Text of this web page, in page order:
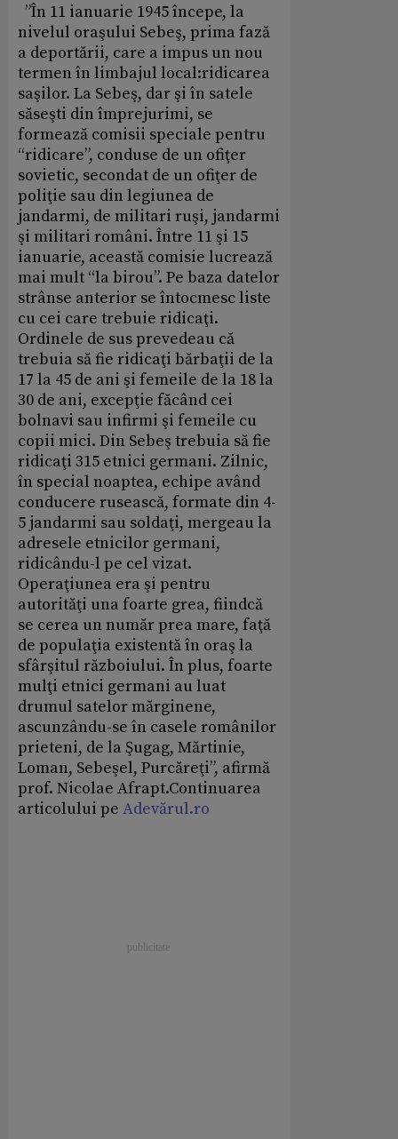
”În 11 ianuarie 1945 începe, la
nivelul oraşului Sebeş, prima fază
a deportării, care a impus un nou
termen în limbajul local:ridicarea
saşilor. La Sebeş, dar şi în satele
săseşti din împrejurimi, se
formează comisii speciale pentru
“ridicare”, conduse de un ofiţer
sovietic, secondat de un ofiţer de
poliţie sau din legiunea de
jandarmi, de militari ruşi, jandarmi
şi militari români. Între 11 şi 15
ianuarie, această comisie lucrează
mai mult “la birou”. Pe baza datelor
strânse anterior se întocmesc liste
cu cei care trebuie ridicaţi.
Ordinele de sus prevedeau că
trebuia să fie ridicaţi bărbaţii de la
17 la 45 de ani şi femeile de la 18 la
30 de ani, excepţie făcând cei
bolnavi sau infirmi şi femeile cu
copii mici. Din Sebeş trebuia să fie
ridicaţi 315 etnici germani. Zilnic,
în special noaptea, echipe având
conducere rusească, formate din 4-
5 jandarmi sau soldaţi, mergeau la
adresele etnicilor germani,
ridicându-l pe cel vizat.
Operaţiunea era şi pentru
autorităţi una foarte grea, fiindcă
se cerea un număr prea mare, faţă
de populaţia existentă în oraş la
sfârşitul războiului. În plus, foarte
mulţi etnici germani au luat
drumul satelor mărginene,
ascunzându-se în casele românilor
prieteni, de la Şugag, Mărtinie,
Loman, Sebeşel, Purcăreţi”, afirmă
prof. Nicolae Afrapt.Continuarea
articolului pe Adevărul.ro